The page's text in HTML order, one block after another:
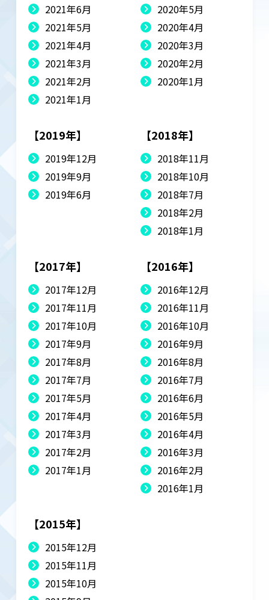
2021年6月
2021年5月
2021年4月
2021年3月
2021年2月
2021年1月
2020年5月
2020年4月
2020年3月
2020年2月
2020年1月
【2019年】
2019年12月
2019年9月
2019年6月
【2018年】
2018年11月
2018年10月
2018年7月
2018年2月
2018年1月
【2017年】
2017年12月
2017年11月
2017年10月
2017年9月
2017年8月
2017年7月
2017年5月
2017年4月
2017年3月
2017年2月
2017年1月
【2016年】
2016年12月
2016年11月
2016年10月
2016年9月
2016年8月
2016年7月
2016年6月
2016年5月
2016年4月
2016年3月
2016年2月
2016年1月
【2015年】
2015年12月
2015年11月
2015年10月